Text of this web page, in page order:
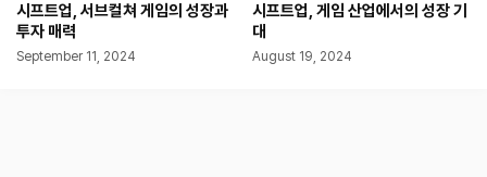
시프트업, 서브컬쳐 게임의 성장과
투자 매력
September 11, 2024
시프트업, 게임 산업에서의 성장 기
대
August 19, 2024